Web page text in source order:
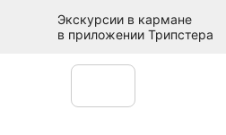
Экскурсии в кармане
в приложении Трипстера